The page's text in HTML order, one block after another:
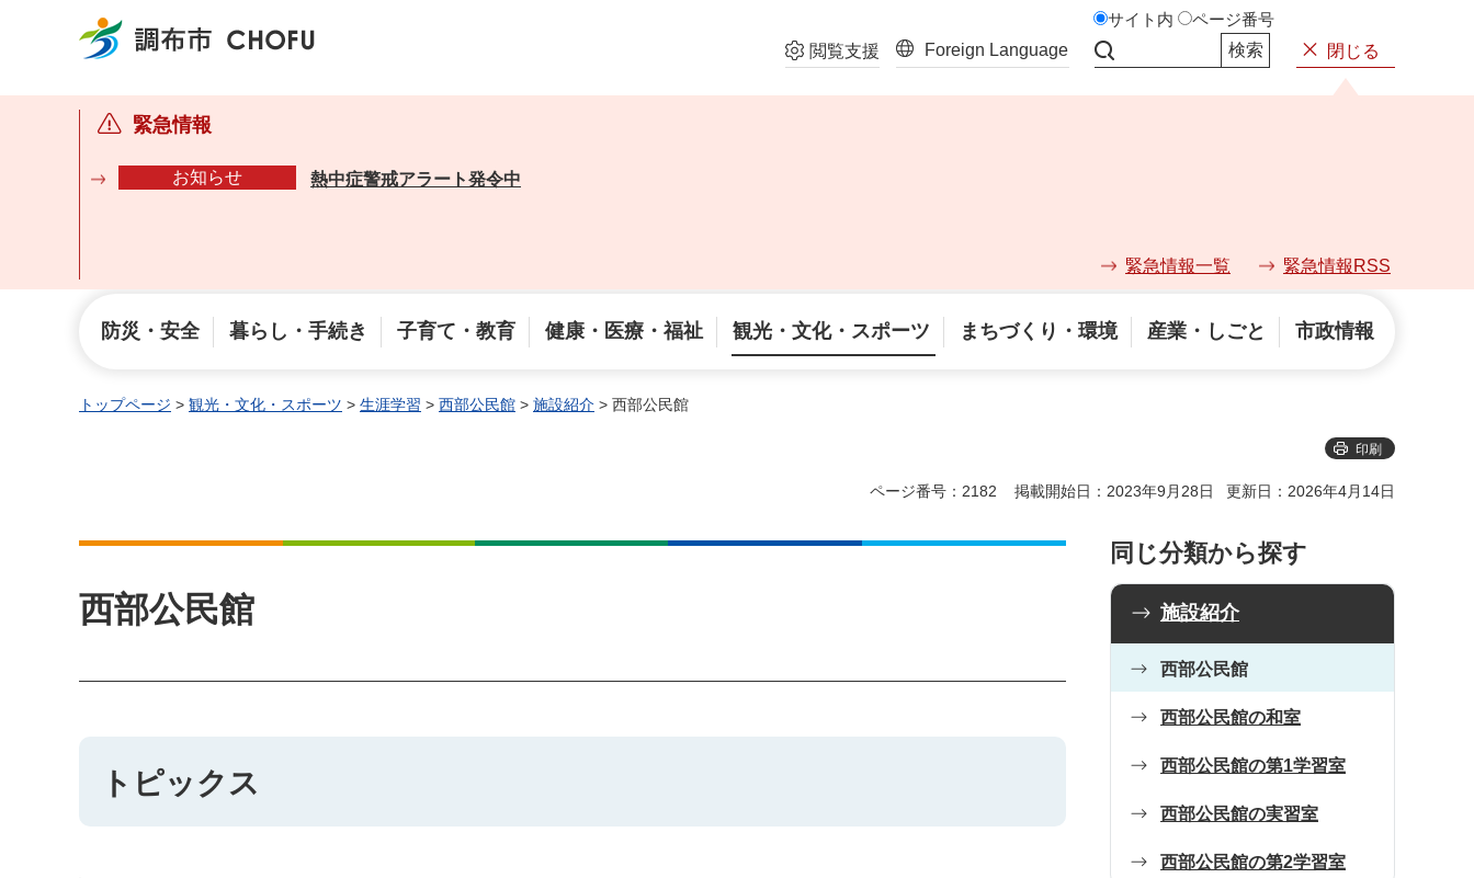
調布市 閲覧支援 Foreign Language
サイト内 ページ番号
閉じる
緊急情報
お知らせ 熱中症警戒アラート発令中
緊急情報一覧 緊急情報RSS
防災・安全 暮らし・手続き 子育て・教育 健康・医療・福祉 観光・文化・スポーツ まちづくり・環境 産業・しごと 市政情報
トップページ > 観光・文化・スポーツ > 生涯学習 > 西部公民館 > 施設紹介 > 西部公民館
印刷
ページ番号：2182 掲載開始日：2023年9月28日 更新日：2026年4月14日
西部公民館
トピックス
同じ分類から探す
施設紹介
西部公民館
西部公民館の和室
西部公民館の第1学習室
西部公民館の実習室
西部公民館の第2学習室